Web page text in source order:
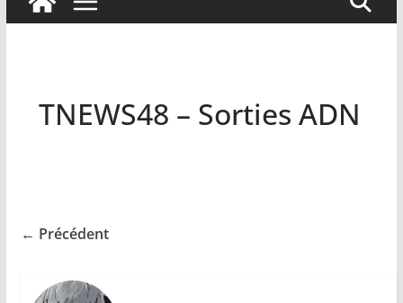
TNEWS48 – Sorties ADN
← Précédent